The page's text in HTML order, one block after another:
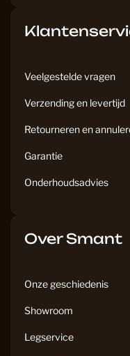
Veelgestelde vragen
Verzending en levertijd
Retourneren en
Garantie
Onderhoudsadvies
Over Smant
Onze geschiedenis
Showroom
Legservice